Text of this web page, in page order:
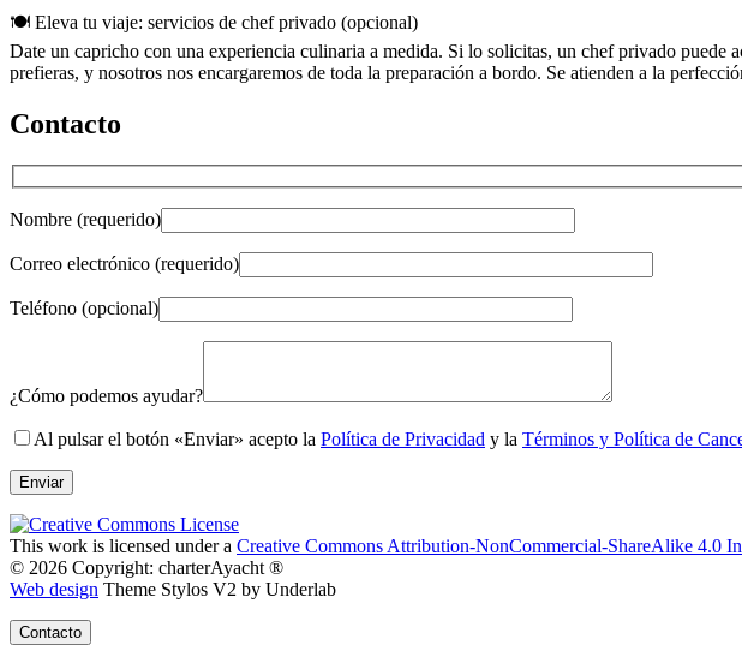
🍽️ Eleva tu viaje: servicios de chef privado (opcional)
Date un capricho con una experiencia culinaria a medida. Si lo solicitas, un chef privado puede
prefieras, y nosotros nos encargaremos de toda la preparación a bordo. Se atienden a la
Contacto
Nombre (requerido)
Correo electrónico (requerido)
Teléfono (opcional)
¿Cómo podemos ayudar?
Al pulsar el botón «Enviar» acepto la Política de Privacidad y la Términos y Política de
This work is licensed under a Creative Commons Attribution-NonCommercial-ShareAlike 4.0
© 2026 Copyright: charterAyacht ®
Web design Theme Stylos V2 by Underlab
Contacto